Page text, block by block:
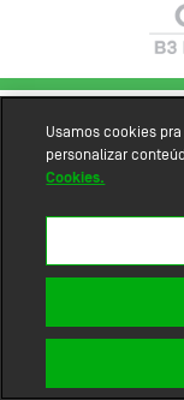
Usamos cookies
personalizar
Cookies.